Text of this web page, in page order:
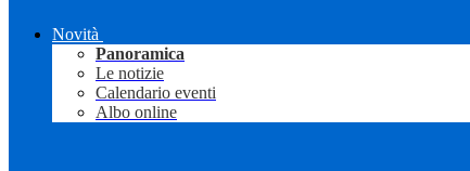
Novità
Panoramica
Le notizie
Calendario eventi
Albo online